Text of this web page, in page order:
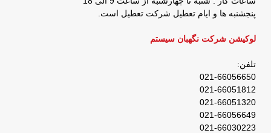
پنجشنبه ها و ایام تعطیل شرکت تعطیل است.
لوکیشن شرکت نگهبان سیستم
تلفن:
021-66056650
021-66051812
021-66051320
021-66056649
021-66030223